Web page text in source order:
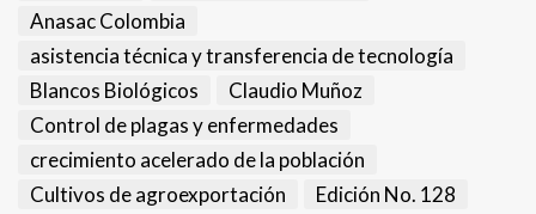
Anasac Colombia
asistencia técnica y transferencia de tecnología
Blancos Biológicos
Claudio Muñoz
Control de plagas y enfermedades
crecimiento acelerado de la población
Cultivos de agroexportación
Edición No. 128